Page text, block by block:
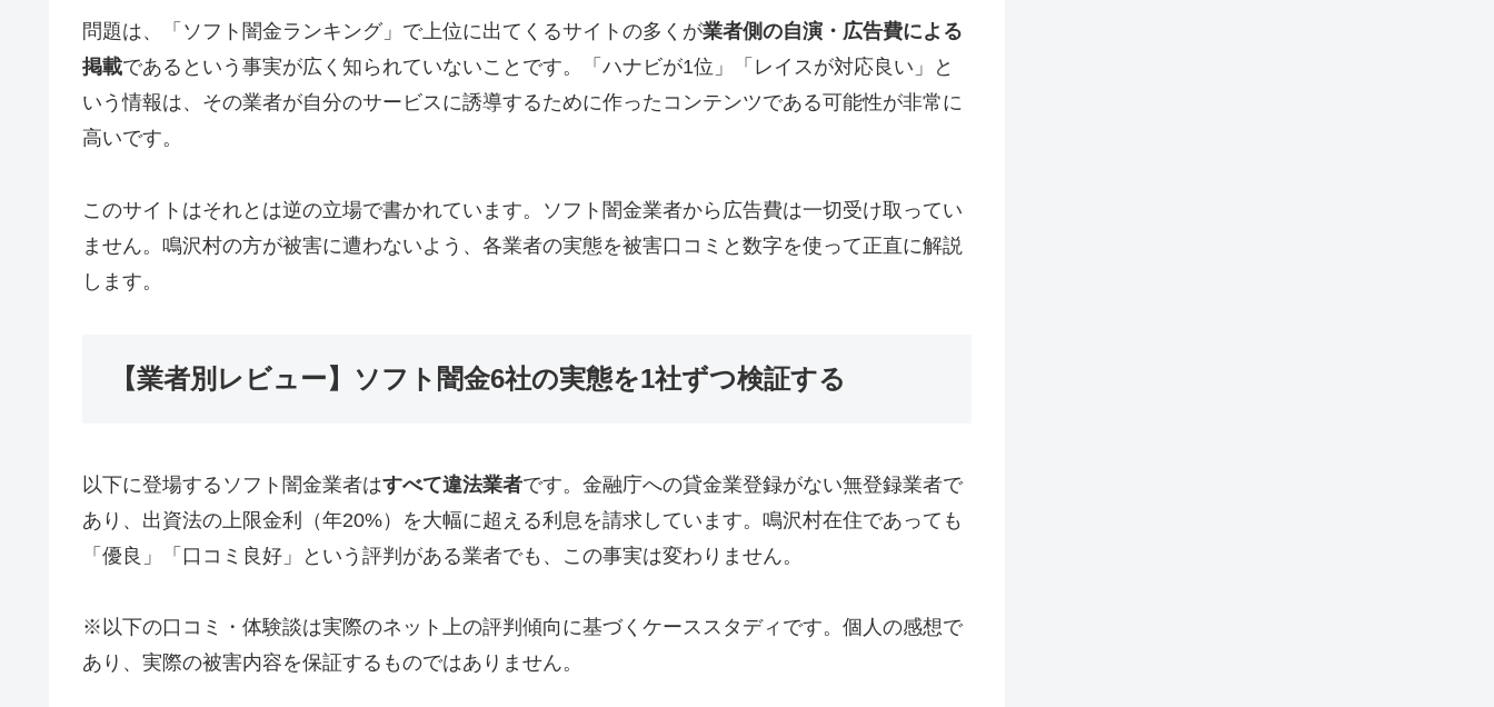
問題は、「ソフト闇金ランキング」で上位に出てくるサイトの多くが業者側の自演・広告費による
掲載であるという事実が広く知られていないことです。「ハナビが1位」「レイスが対応良い」と
いう情報は、その業者が自分のサービスに誘導するために作ったコンテンツである可能性が非常に
高いです。
このサイトはそれとは逆の立場で書かれています。ソフト闇金業者から広告費は一切受け取ってい
ません。鳴沢村の方が被害に遭わないよう、各業者の実態を被害口コミと数字を使って正直に解説
します。
【業者別レビュー】ソフト闇金6社の実態を1社ずつ検証する
以下に登場するソフト闇金業者はすべて違法業者です。金融庁への貸金業登録がない無登録業者で
あり、出資法の上限金利（年20%）を大幅に超える利息を請求しています。鳴沢村在住であっても
「優良」「口コミ良好」という評判がある業者でも、この事実は変わりません。
※以下の口コミ・体験談は実際のネット上の評判傾向に基づくケーススタディです。個人の感想で
あり、実際の被害内容を保証するものではありません。